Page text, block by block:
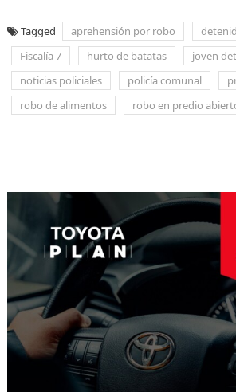
Tagged aprehensión por robo
Fiscalía 7
hurto de batatas
joven
noticias policiales
policía comunal
robo de alimentos
robo en predio
entradas